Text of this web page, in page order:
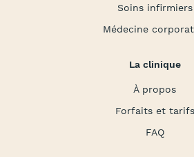
Soins infirmiers
Médecine
La clinique
À propos
Forfaits et tarifs
FAQ